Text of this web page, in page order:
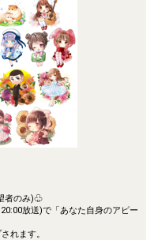
者のみ)♧
放送)で「あなた自身のアピー
れます。